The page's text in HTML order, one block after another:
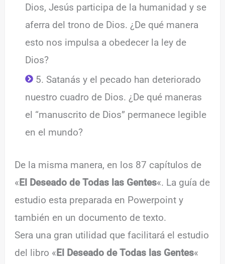
Dios, Jesús participa de la humanidad y se
aferra del trono de Dios. ¿De qué manera
esto nos impulsa a obedecer la ley de
Dios?
5. Satanás y el pecado han deteriorado
nuestro cuadro de Dios. ¿De qué maneras
el “manuscrito de Dios” permanece legible
en el mundo?
De la misma manera, en los 87 capítulos de
«El Deseado de Todas las Gentes«. La guía de
estudio esta preparada en Powerpoint y
también en un documento de texto.
Sera una gran utilidad que facilitará el estudio
del libro «El Deseado de Todas las Gentes«